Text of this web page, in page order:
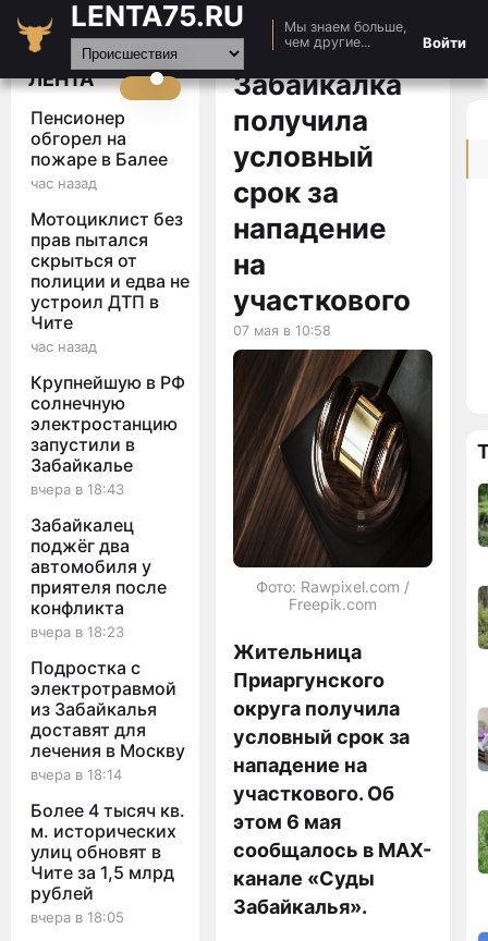
LENTA75.RU
Мы знаем больше,
чем другие...
Войти
Главная
Новости
Видео
Статьи
ЛЕНТА
Пенсионер
обгорел на
пожаре в Балее
час назад
Мотоциклист без
прав пытался
скрыться от
полиции и едва не
устроил ДТП в
Чите
час назад
Крупнейшую в РФ
солнечную
электростанцию
запустили в
Забайкалье
вчера в 18:43
Забайкалец
поджёг два
автомобиля у
приятеля после
конфликта
вчера в 18:23
Подростка с
электротравмой
из Забайкалья
доставят для
лечения в Москву
вчера в 18:14
Более 4 тысяч кв.
м. исторических
улиц обновят в
Чите за 1,5 млрд
рублей
вчера в 18:05
Забайкалка
получила
условный
срок за
нападение
на
участкового
07 мая в 10:58
Фото: Rawpixel.com /
Freepik.com
Жительница
Приаргунского
округа получила
условный срок за
нападение на
участкового. Об
этом 6 мая
сообщалось в MAX-
канале «Суды
Забайкалья».